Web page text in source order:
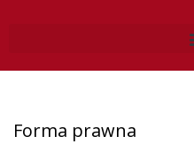
Forma prawna